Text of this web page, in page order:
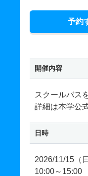
予約
開催内容
スクールバス
詳細は本学公
日時
2026/11/15（日
10:00～15:00